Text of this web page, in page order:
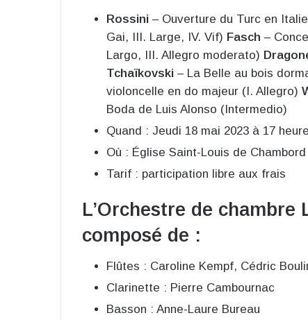
Rossini – Ouverture du Turc en
Gai, III. Large, IV. Vif) Fasch –
Largo, III. Allegro moderato)
Tchaïkovski – La Belle au bois
violoncelle en do majeur (I. Allegro)
Boda de Luis Alonso (Intermedio)
Quand : Jeudi 18 mai 2023 à 17
Où : Église Saint-Louis de Chambord
Tarif : participation libre aux frais
L’Orchestre de chambre
composé de :
Flûtes : Caroline Kempf, Cédric
Clarinette : Pierre Cambournac
Basson : Anne-Laure Bureau